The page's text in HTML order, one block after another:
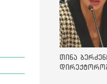
თინა